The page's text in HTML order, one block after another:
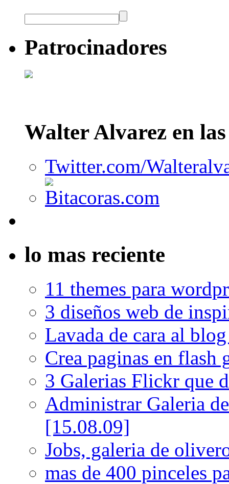
Patrocinadores
Walter Alvarez en las
Twitter.com/
lo mas reciente
11 themes para
3 diseños web de
Lavada de cara al
Crea paginas en flash
3 Galerias Flickr que
Administrar Galeria
[15.08.09]
Jobs, galeria de
mas de 400 pinceles